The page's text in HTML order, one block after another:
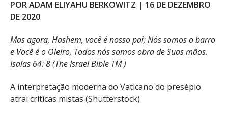
POR ADAM ELIYAHU BERKOWITZ | 16 DE DEZEMBRO
DE 2020
Mas agora, Hashem, você é nosso pai; Nós somos o barro
e Você é o Oleiro, Todos nós somos obra de Suas mãos.
Isaías 64: 8 (The Israel Bible TM )
A interpretação moderna do Vaticano do presépio
atrai críticas mistas (Shutterstock)